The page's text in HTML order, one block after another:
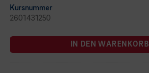
Kursnummer
2601431250
IN DEN WARENKORB